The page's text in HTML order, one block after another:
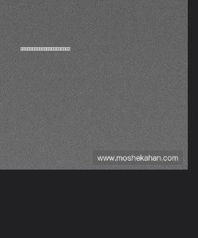
斯比赛结果预测
赛前分析与点评